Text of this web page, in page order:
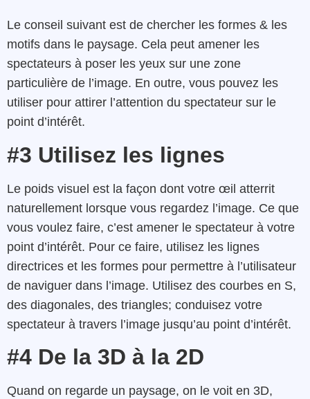
Le conseil suivant est de chercher les formes & les
motifs dans le paysage. Cela peut amener les
spectateurs à poser les yeux sur une zone
particulière de l’image. En outre, vous pouvez les
utiliser pour attirer l’attention du spectateur sur le
point d’intérêt.
#3 Utilisez les lignes
Le poids visuel est la façon dont votre œil atterrit
naturellement lorsque vous regardez l’image. Ce que
vous voulez faire, c’est amener le spectateur à votre
point d’intérêt. Pour ce faire, utilisez les lignes
directrices et les formes pour permettre à l’utilisateur
de naviguer dans l’image. Utilisez des courbes en S,
des diagonales, des triangles; conduisez votre
spectateur à travers l’image jusqu’au point d’intérêt.
#4 De la 3D à la 2D
Quand on regarde un paysage, on le voit en 3D,